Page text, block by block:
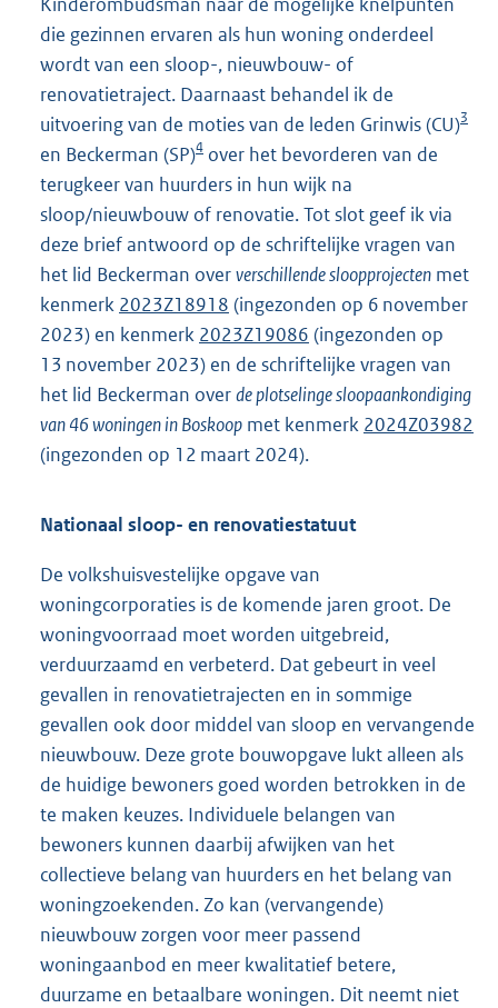
die gezinnen ervaren als hun woning onderdeel
wordt van een sloop-, nieuwbouw- of
renovatietraject. Daarnaast behandel ik de
uitvoering van de moties van de leden Grinwis (CU)3
en Beckerman (SP)4 over het bevorderen van de
terugkeer van huurders in hun wijk na
sloop/nieuwbouw of renovatie. Tot slot geef ik via
deze brief antwoord op de schriftelijke vragen van
het lid Beckerman oververschillende sloopprojecten met
kenmerk 2023Z18918 (ingezonden op 6 november
2023) en kenmerk 2023Z19086 (ingezonden op
13 november 2023) en de schriftelijke vragen van
het lid Beckerman overde plotselinge sloopaankondiging
van 46 woningen in Boskoop met kenmerk 2024Z03982
(ingezonden op 12 maart 2024).
Nationaal sloop- en renovatiestatuut
De volkshuisvestelijke opgave van
woningcorporaties is de komende jaren groot. De
woningvoorraad moet worden uitgebreid,
verduurzaamd en verbeterd. Dat gebeurt in veel
gevallen in renovatietrajecten en in sommige
gevallen ook door middel van sloop en vervangende
nieuwbouw. Deze grote bouwopgave lukt alleen als
de huidige bewoners goed worden betrokken in de
te maken keuzes. Individuele belangen van
bewoners kunnen daarbij afwijken van het
collectieve belang van huurders en het belang van
woningzoekenden. Zo kan (vervangende)
nieuwbouw zorgen voor meer passend
woningaanbod en meer kwalitatief betere,
duurzame en betaalbare woningen. Dit neemt niet